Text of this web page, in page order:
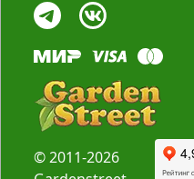
© 2011-2026